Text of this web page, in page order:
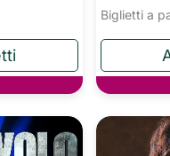
Biglietti a